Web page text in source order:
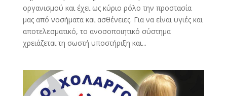
οργανισμού και έχει ως κύριο ρόλο την προστασία
μας από νοσήματα και ασθένειες. Για να είναι υγιές και
αποτελεσματικό, το ανοσοποιητικό σύστημα
χρειάζεται τη σωστή υποστήριξη και...